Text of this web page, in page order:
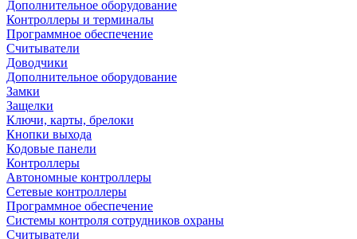
Дополнительное оборудование
Контроллеры и терминалы
Программное обеспечение
Считыватели
Доводчики
Дополнительное оборудование
Замки
Защелки
Ключи, карты, брелоки
Кнопки выхода
Кодовые панели
Контроллеры
Автономные контроллеры
Сетевые контроллеры
Программное обеспечение
Системы контроля сотрудников охраны
Считыватели